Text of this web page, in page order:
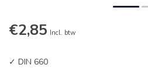
€2,85 Incl. btw
✓ DIN 660